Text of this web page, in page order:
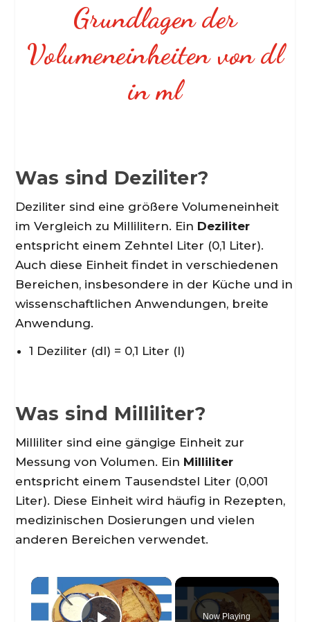
Grundlagen der
Volumeneinheiten von dl
in ml
Was sind Deziliter?
Deziliter sind eine größere Volumeneinheit
im Vergleich zu Millilitern. Ein Deziliter
entspricht einem Zehntel Liter (0,1 Liter).
Auch diese Einheit findet in verschiedenen
Bereichen, insbesondere in der Küche und in
wissenschaftlichen Anwendungen, breite
Anwendung.
1 Deziliter (dl) = 0,1 Liter (l)
Was sind Milliliter?
Milliliter sind eine gängige Einheit zur
Messung von Volumen. Ein Milliliter
entspricht einem Tausendstel Liter (0,001
Liter). Diese Einheit wird häufig in Rezepten,
medizinischen Dosierungen und vielen
anderen Bereichen verwendet.
×
Now Playing